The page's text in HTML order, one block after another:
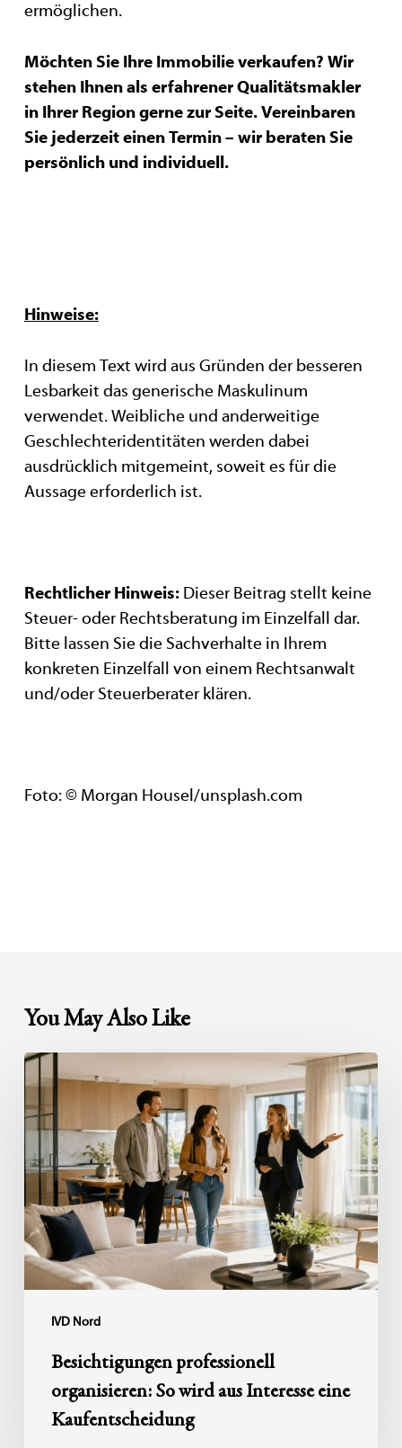
ermöglichen.
Möchten Sie Ihre Immobilie verkaufen? Wir
stehen Ihnen als erfahrener Qualitätsmakler
in Ihrer Region gerne zur Seite. Vereinbaren
Sie jederzeit einen Termin – wir beraten Sie
persönlich und individuell.
Hinweise:
In diesem Text wird aus Gründen der besseren
Lesbarkeit das generische Maskulinum
verwendet. Weibliche und anderweitige
Geschlechteridentitäten werden dabei
ausdrücklich mitgemeint, soweit es für die
Aussage erforderlich ist.
Rechtlicher Hinweis:Dieser Beitrag stellt keine
Steuer- oder Rechtsberatung im Einzelfall dar.
Bitte lassen Sie die Sachverhalte in Ihrem
konkreten Einzelfall von einem Rechtsanwalt
und/oder Steuerberater klären.
Foto: © Morgan Housel/unsplash.com
You May Also Like
IVD Nord
Besichtigungen
professionell
organisieren:
wird
aus
Interesse
eine
Kaufentscheidung
Besichtigungen professionell
organisieren: So wird aus Interesse eine
Kaufentscheidung